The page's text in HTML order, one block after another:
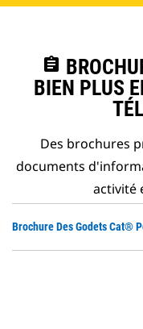
assignment
BIEN PLUS
Des brochures
documents
activité
Brochure Des Godets Cat®